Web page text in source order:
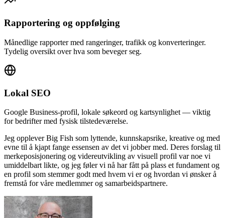
Rapportering og oppfølging
Månedlige rapporter med rangeringer, trafikk og konverteringer.
Tydelig oversikt over hva som beveger seg.
Lokal SEO
Google Business-profil, lokale søkeord og kartsynlighet — viktig
for bedrifter med fysisk tilstedeværelse.
Jeg opplever Big Fish som lyttende, kunnskapsrike, kreative og med
evne til å kjapt fange essensen av det vi jobber med. Deres forslag til
merkeposisjonering og videreutvikling av visuell profil var noe vi
umiddelbart likte, og jeg føler vi nå har fått på plass et fundament og
en profil som stemmer godt med hvem vi er og hvordan vi ønsker å
fremstå for våre medlemmer og samarbeidspartnere.